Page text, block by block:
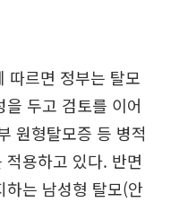
따르면 정부는 탈모
두고 검토를 이어
원형탈모증 등 병적
용하고 있다. 반면
는 남성형 탈모(안